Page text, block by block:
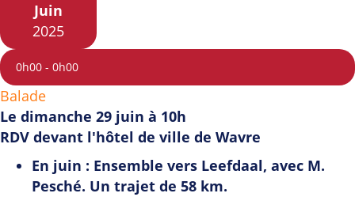
Juin
2025
0h00 - 0h00
Balade
Le dimanche 29 juin à 10h
RDV devant l'hôtel de ville de Wavre
En juin : Ensemble vers Leefdaal, avec M.
Pesché. Un trajet de 58 km.